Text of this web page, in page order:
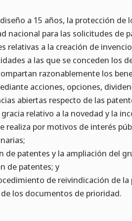
a 15 años, la protección de
nacional para las solicitudes de
relativas a la creación de
a las que se conceden los
razonablemente los
acciones, opciones,
abiertas respecto de las
relativo a la novedad y la
realiza por motivos de interés
patentes y la ampliación del
de patentes; y
de reivindicación de la
los documentos de prioridad.